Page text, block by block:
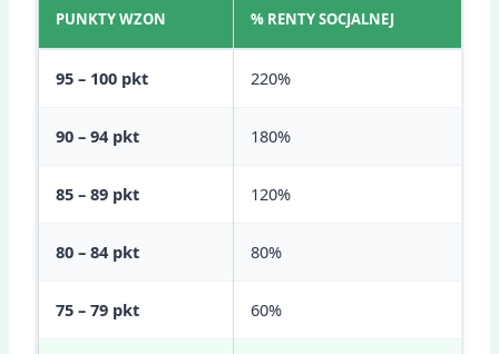
PUNKTY WZON % RENTY SOCJALNEJ
95 – 100 pkt 220%
90 – 94 pkt 180%
85 – 89 pkt 120%
80 – 84 pkt 80%
75 – 79 pkt 60%